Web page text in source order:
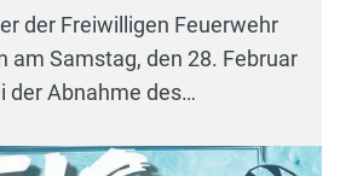
der Freiwilligen Feuerwehr
am Samstag, den 28. Februar
der Abnahme des…